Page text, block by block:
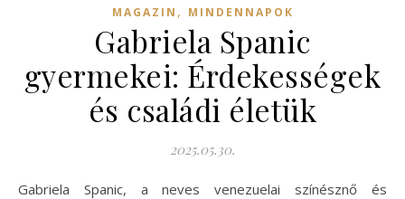
MAGAZIN , MINDENNAPOK
Gabriela Spanic
gyermekei: Érdekességek
és családi életük
2025.05.30.
Gabriela Spanic, a neves venezuelai színésznő és